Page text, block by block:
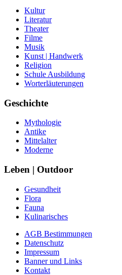
Kultur
Literatur
Theater
Filme
Musik
Kunst | Handwerk
Religion
Schule Ausbildung
Worterläuterungen
Geschichte
Mythologie
Antike
Mittelalter
Moderne
Leben | Outdoor
Gesundheit
Flora
Fauna
Kulinarisches
AGB Bestimmungen
Datenschutz
Impressum
Banner und Links
Kontakt